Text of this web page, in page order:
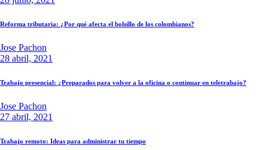
Reforma tributaria: ¿Por qué afecta el bolsillo de los colombianos?
Jose Pachon
28 abril, 2021
Trabajo presencial: ¿Preparados para volver a la oficina o continuar en teletrabajo?
Jose Pachon
27 abril, 2021
Trabajo remoto: Ideas para administrar tu tiempo